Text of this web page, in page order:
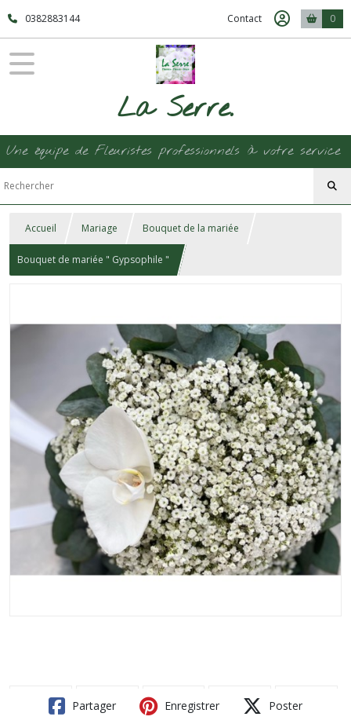
0382883144 Contact 0
La Serre.
Une équipe de Fleuristes professionnels à votre service
Accueil Mariage Bouquet de la mariée
Bouquet de mariée " Gypsophile "
Partager Enregistrer Poster